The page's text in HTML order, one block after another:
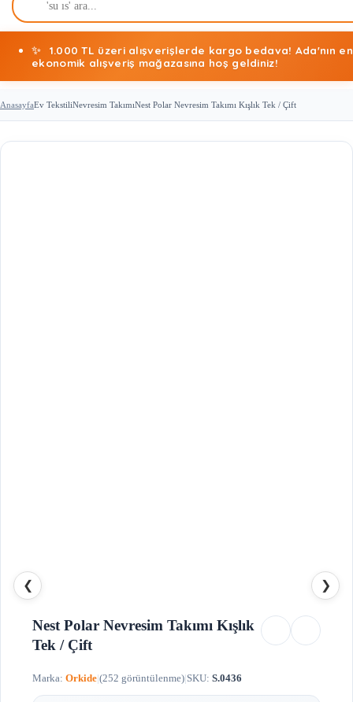
✨
1.000 TL üzeri alışverişlerde kargo bedava! Ada'nın en
ekonomik alışveriş mağazasına hoş geldiniz!
AnasayfaEv TekstiliNevresim TakımıNest Polar Nevresim Takımı Kışlık Tek / Çift
❮ ❯
Nest Polar Nevresim Takımı Kışlık
Tek / Çift
Marka: Orkide|(252 görüntülenme)|SKU: S.0436